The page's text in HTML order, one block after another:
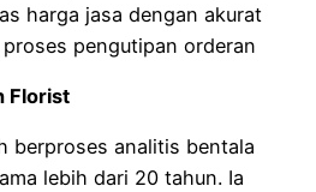
harga jasa dengan akurat
pengutipan orderan
Florist
berproses analitis bentala
lebih dari 20 tahun. Ia